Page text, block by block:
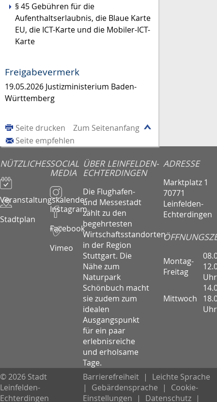
§ 45 Gebühren für die
Aufenthaltserlaubnis, die Blaue Karte
EU, die ICT-Karte und die Mobiler-ICT-
Karte
Freigabevermerk
19.05.2026 Justizministerium Baden-
Württemberg
Zum Seitenanfang
Seite drucken
Seite empfehlen
NÜTZLICHES
Veranstaltungskalender
Stadtplan
SOCIAL
MEDIA
Instagram
Facebook
Vimeo
ÜBER LEINFELDEN-
ECHTERDINGEN
Die Flughafen-
und Messestadt
zählt zu den
begehrtesten
Wirtschaftsstandorten
in der Region
Stuttgart. Die
Nähe zum
Naturpark
Schönbuch macht
sie zudem zum
idealen
Ausgangspunkt
für ein paar
erlebnisreiche
und erholsame
Tage.
ADRESSE
Marktplatz 1
70771
Leinfelden-
Echterdingen
Montag-
Freitag
Uhr
Mittwoch
Uhr
© 2026 Stadt
Leinfelden-
Echterdingen
Barrierefreiheit |
Leichte Sprache
|
Gebärdensprache |
Cookie-
Einstellungen
| Datenschutz |